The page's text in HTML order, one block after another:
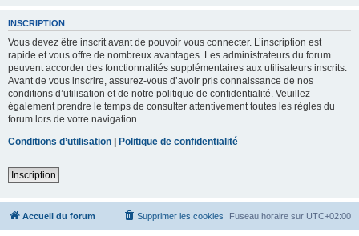
INSCRIPTION
Vous devez être inscrit avant de pouvoir vous connecter. L’inscription est
rapide et vous offre de nombreux avantages. Les administrateurs du forum
peuvent accorder des fonctionnalités supplémentaires aux utilisateurs inscrits.
Avant de vous inscrire, assurez-vous d’avoir pris connaissance de nos
conditions d’utilisation et de notre politique de confidentialité. Veuillez
également prendre le temps de consulter attentivement toutes les règles du
forum lors de votre navigation.
Conditions d’utilisation | Politique de confidentialité
Inscription
Accueil du forum Fuseau horaire sur UTC+02:00
Supprimer les cookies